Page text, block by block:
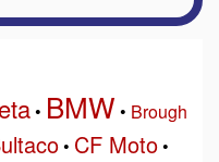
• BMW • Brough
• CF Moto•